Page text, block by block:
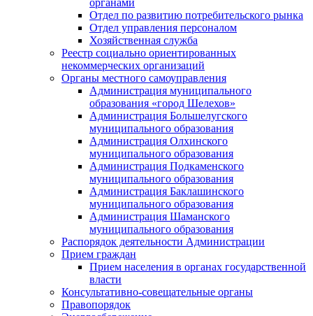
Отдел по развитию потребительского рынка
Отдел управления персоналом
Хозяйственная служба
Реестр социально ориентированных
некоммерческих организаций
Органы местного самоуправления
Администрация муниципального
образования «город Шелехов»
Администрация Большелугского
муниципального образования
Администрация Олхинского
муниципального образования
Администрация Подкаменского
муниципального образования
Администрация Баклашинского
муниципального образования
Администрация Шаманского
муниципального образования
Распорядок деятельности Администрации
Прием граждан
Прием населения в органах государственной
власти
Консультативно-совещательные органы
Правопорядок